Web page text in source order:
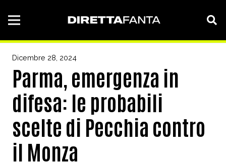
Dicembre 28, 2024
Parma, emergenza in
difesa: le probabili
scelte di Pecchia contro
il Monza